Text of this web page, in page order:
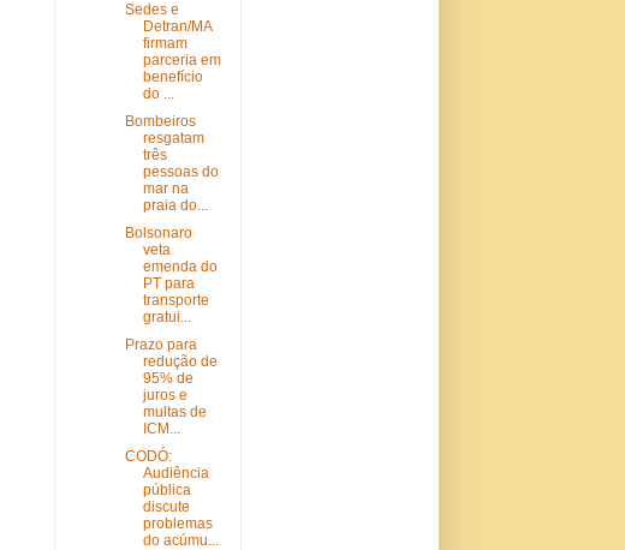
Sedes e
Detran/MA
firmam
parceria em
benefício
do ...
Bombeiros
resgatam
três
pessoas do
mar na
praia do...
Bolsonaro
veta
emenda do
PT para
transporte
gratui...
Prazo para
redução de
95% de
juros e
multas de
ICM...
CODÓ:
Audiência
pública
discute
problemas
do acúmu...